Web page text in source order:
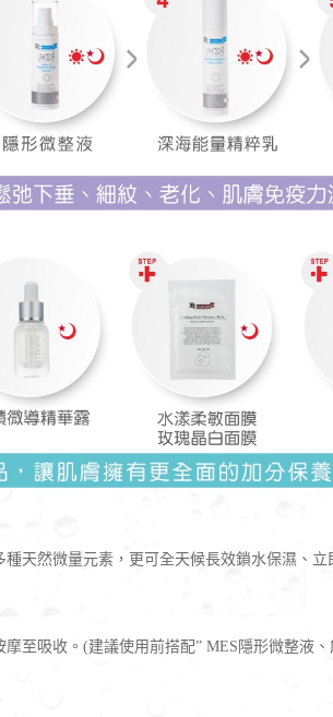
天然微量元素，更可全天候長效鎖水保濕、
至吸收。(建議使用前搭配” MES隱形微整液